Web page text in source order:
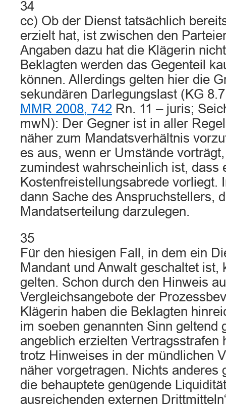
34
cc) Ob der Dienst tatsächlich
erzielt hat, ist zwischen den
Angaben dazu hat die Klägerin
Beklagten werden das Gegenteil
können. Allerdings gelten hier die
sekundären Darlegungslast (KG
MMR 2008, 742 Rn. 11 – juris;
mwN): Der Gegner ist in aller
näher zum Mandatsverhältnis
es aus, wenn er Umstände
zumindest wahrscheinlich ist, dass
Kostenfreistellungsabrede vorliegt.
dann Sache des Anspruchstellers,
Mandatserteilung darzulegen.
35
Für den hiesigen Fall, in dem ein
Mandant und Anwalt geschaltet ist,
gelten. Schon durch den Hinweis
Vergleichsangebote der
Klägerin haben die Beklagten
im soeben genannten Sinn geltend
angeblich erzielten Vertragsstrafen
trotz Hinweises in der mündlichen
näher vorgetragen. Nichts anderes
die behauptete genügende
ausreichenden externen